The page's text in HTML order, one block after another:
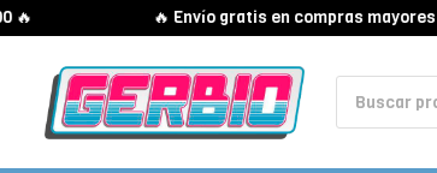
🔥 Envío gratis en compras mayores a